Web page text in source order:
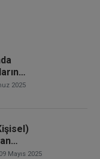
2025
Mayıs 2025